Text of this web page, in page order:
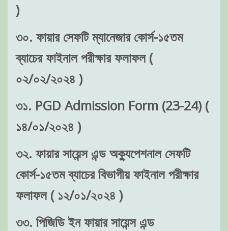
)
৩০. ফায়ার সেফটি ম্যানেজার কোর্স-১৫তম
ব্যাচের ফাইনাল পরীক্ষার ফলাফল (
০২/০২/২০২৪ )
৩১. PGD Admission Form (23-24) (
১৪/০১/২০২৪ )
৩২. ফায়ার সায়েন্স এন্ড অক্যুপেশনাল সেফটি
কোর্স-১৫তম ব্যাচের বিভাগীয় ফাইনাল পরীক্ষার
ফলাফল ( ১২/০১/২০২৪ )
৩৩. পিজিডি ইন ফায়ার সায়েন্স এন্ড